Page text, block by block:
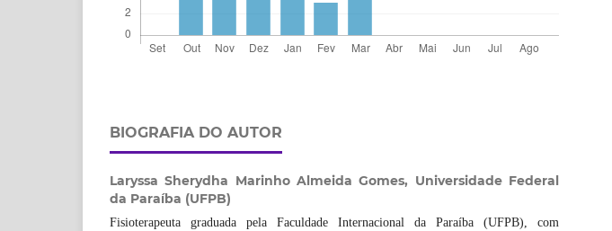
BIOGRAFIA DO AUTOR
Laryssa Sherydha Marinho Almeida Gomes, Universidade Federal
da Paraíba (UFPB)
Fisioterapeuta graduada pela Faculdade Internacional da Paraíba (UFPB), com